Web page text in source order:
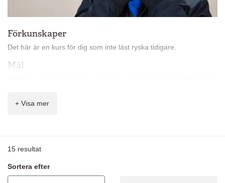
Förkunskaper
Det här är en kurs för dig som inte läst ryska tidigare.
Mål
Innehåll
presentera dig själv och andra
introduktion till målspråkets kultur och samhällsliv
+ Visa mer
15 resultat
Sortera efter